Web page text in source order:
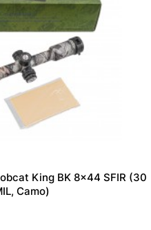
King BK 8x44 SFIR (30
Camo)